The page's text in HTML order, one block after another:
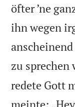
öfter ’ne
ihn wegen
zu sprechen
redete Gott
meinte: